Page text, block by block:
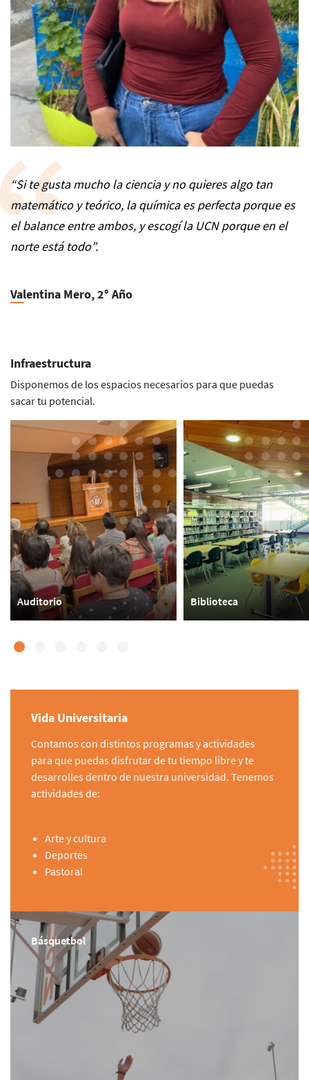
“Si te gusta mucho la ciencia y no quieres algo tan
matemático y teórico, la química es perfecta porque es
el balance entre ambos, y escogí la UCN porque en el
norte está todo”.
Valentina Mero, 2° Año
Infraestructura
Disponemos de los espacios necesarios para que puedas
sacar tu potencial.
Auditorio Biblioteca
Vida Universitaria
Contamos con distintos programas y actividades
para que puedas disfrutar de tu tiempo libre y te
desarrolles dentro de nuestra universidad. Tenemos
actividades de:
Arte y cultura
Deportes
Pastoral
Básquetbol